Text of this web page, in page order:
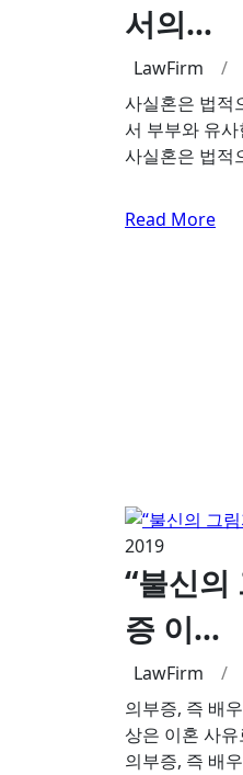
서의…
LawFirm /
사실혼은 법적
서 부부와 유
사실혼은 법적
Read More
2019
“불신의
증 이…
LawFirm /
의부증, 즉 배
상은 이혼 사
의부증, 즉 배